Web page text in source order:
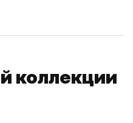
коллекции